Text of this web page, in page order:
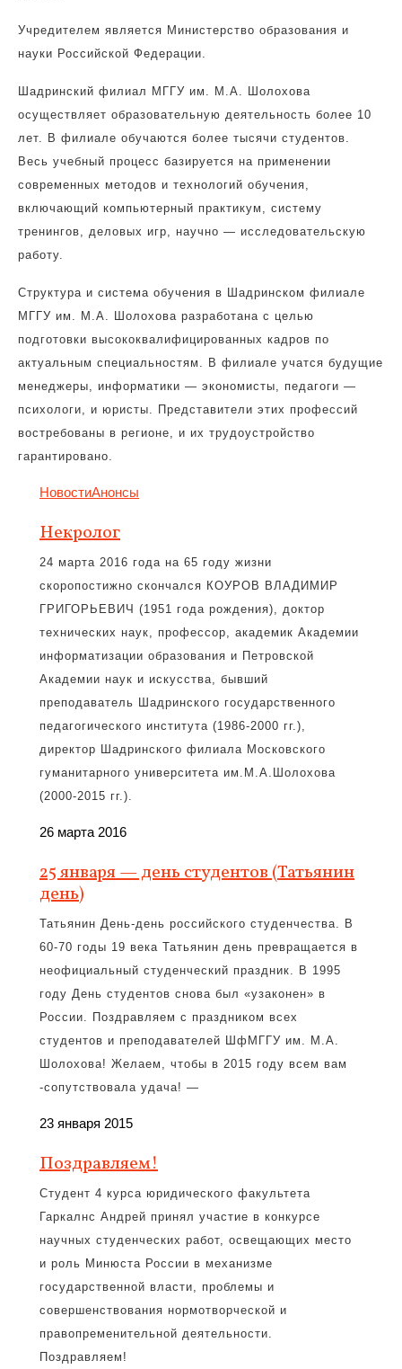
Учредителем является Министерство образования и
науки Российской Федерации.
Шадринский филиал МГГУ им. М.А. Шолохова
осуществляет образовательную деятельность более 10
лет. В филиале обучаются более тысячи студентов.
Весь учебный процесс базируется на применении
современных методов и технологий обучения,
включающий компьютерный практикум, систему
тренингов, деловых игр, научно — исследовательскую
работу.
Структура и система обучения в Шадринском филиале
МГГУ им. М.А. Шолохова разработана с целью
подготовки высококвалифицированных кадров по
актуальным специальностям. В филиале учатся будущие
менеджеры, информатики — экономисты, педагоги —
психологи, и юристы. Представители этих профессий
востребованы в регионе, и их трудоустройство
гарантировано.
НовостиАнонсы
Некролог
24 марта 2016 года на 65 году жизни
скоропостижно скончался КОУРОВ ВЛАДИМИР
ГРИГОРЬЕВИЧ (1951 года рождения), доктор
технических наук, профессор, академик Академии
информатизации образования и Петровской
Академии наук и искусства, бывший
преподаватель Шадринского государственного
педагогического института (1986-2000 гг.),
директор Шадринского филиала Московского
гуманитарного университета им.М.А.Шолохова
(2000-2015 гг.).
26 марта 2016
25 января — день студентов (Татьянин
день)
Татьянин День-день российского студенчества. В
60-70 годы 19 века Татьянин день превращается в
неофициальный студенческий праздник. В 1995
году День студентов снова был «узаконен» в
России. Поздравляем с праздником всех
студентов и преподавателей ШфМГГУ им. М.А.
Шолохова! Желаем, чтобы в 2015 году всем вам
-сопутствовала удача! —
23 января 2015
Поздравляем!
Студент 4 курса юридического факультета
Гаркалнс Андрей принял участие в конкурсе
научных студенческих работ, освещающих место
и роль Минюста России в механизме
государственной власти, проблемы и
совершенствования нормотворческой и
правопременительной деятельности.
Поздравляем!